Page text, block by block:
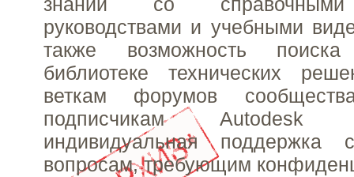
руководствами и учебными
также возможность
библиотеке технических
веткам форумов
подписчикам Autodesk
индивидуальная поддержка
вопросам, требующим